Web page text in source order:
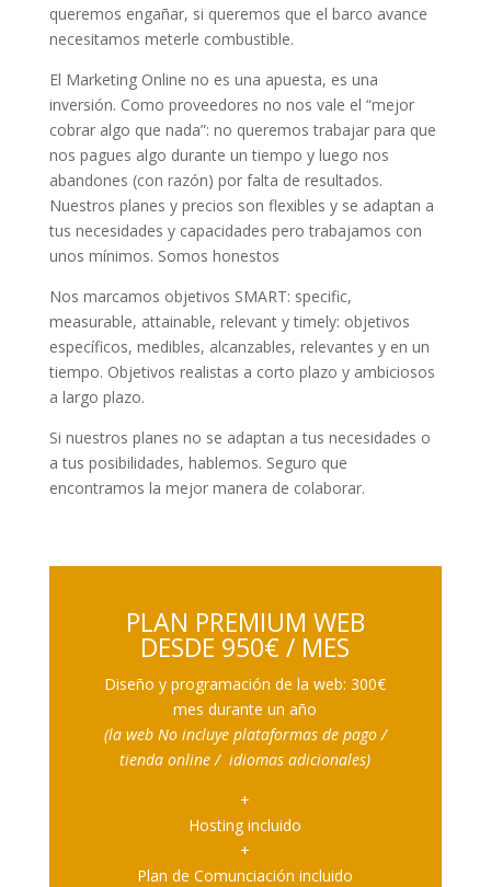
queremos engañar, si queremos que el barco avance
necesitamos meterle combustible.
El Marketing Online no es una apuesta, es una
inversión. Como proveedores no nos vale el “mejor
cobrar algo que nada”: no queremos trabajar para que
nos pagues algo durante un tiempo y luego nos
abandones (con razón) por falta de resultados.
Nuestros planes y precios son flexibles y se adaptan a
tus necesidades y capacidades pero trabajamos con
unos mínimos. Somos honestos
Nos marcamos objetivos SMART: specific,
measurable, attainable, relevant y timely: objetivos
específicos, medibles, alcanzables, relevantes y en un
tiempo. Objetivos realistas a corto plazo y ambiciosos
a largo plazo.
Si nuestros planes no se adaptan a tus necesidades o
a tus posibilidades, hablemos. Seguro que
encontramos la mejor manera de colaborar.
PLAN PREMIUM WEB
DESDE 950€ / MES
Diseño y programación de la web: 300€
mes durante un año
(la web No incluye plataformas de pago /
tienda online / idiomas adicionales)
+
Hosting incluido
+
Plan de Comunciación incluido